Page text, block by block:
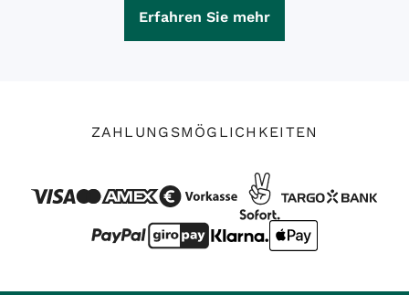
Erfahren Sie mehr
ZAHLUNGSMÖGLICHKEITEN